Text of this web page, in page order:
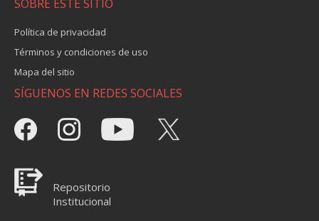
SOBRE ESTE SITIO
Política de privacidad
Términos y condiciones de uso
Mapa del sitio
SÍGUENOS EN REDES SOCIALES
Repositorio
Institucional